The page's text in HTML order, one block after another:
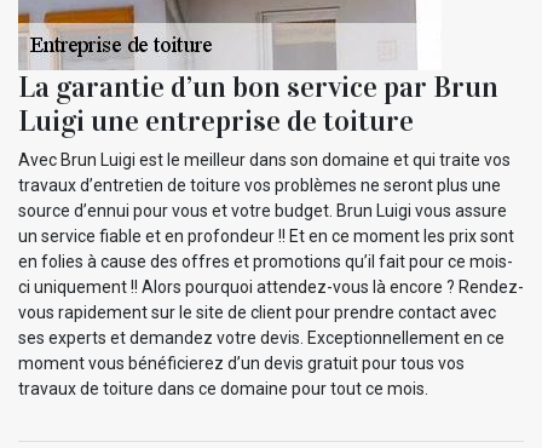
La garantie d’un bon service par Brun
Luigi une entreprise de toiture
Avec Brun Luigi est le meilleur dans son domaine et qui traite vos
travaux d’entretien de toiture vos problèmes ne seront plus une
source d’ennui pour vous et votre budget. Brun Luigi vous assure
un service fiable et en profondeur !! Et en ce moment les prix sont
en folies à cause des offres et promotions qu’il fait pour ce mois-
ci uniquement !! Alors pourquoi attendez-vous là encore ? Rendez-
vous rapidement sur le site de client pour prendre contact avec
ses experts et demandez votre devis. Exceptionnellement en ce
moment vous bénéficierez d’un devis gratuit pour tous vos
travaux de toiture dans ce domaine pour tout ce mois.